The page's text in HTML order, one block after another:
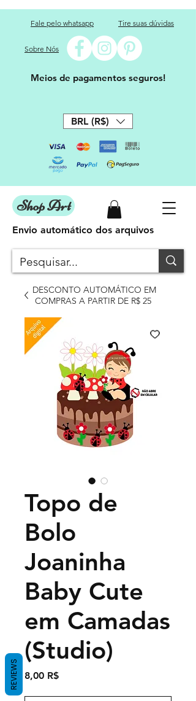
Fale pelo whatsapp Tire suas dúvidas
Sobre Nós
Meios de pagamentos seguros!
BRL (R$)
Shop Art
DESCONTO AUTOMÁTICO EM
COMPRAS A PARTIR DE R$ 25
Envio automático dos arquivos
Topo de
Bolo
Joaninha
Baby Cute
em Camadas
(Studio)
8,00 R$Price
REVIEWS